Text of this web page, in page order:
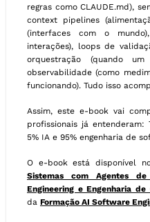
regras como CLAUDE.md),
context pipelines
(interfaces com o
interações), loops de
orquestração (quando
observabilidade (como
funcionando). Tudo isso
Assim, este e-book vai
profissionais já
5% IA e 95% engenharia de
O e-book está disponível
Sistemas com Agentes
Engineering e Engenharia de
da Formação AI Software